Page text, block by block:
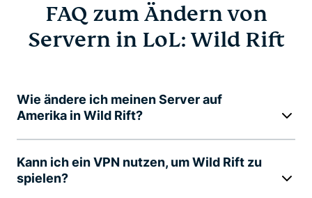
FAQ zum Ändern von
Servern in LoL: Wild Rift
Wie ändere ich meinen Server auf
Amerika in Wild Rift?
Kann ich ein VPN nutzen, um Wild Rift zu
spielen?